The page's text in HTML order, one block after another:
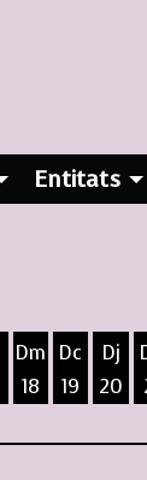
Entitats
Dm
18
Dc
19
Dj
20